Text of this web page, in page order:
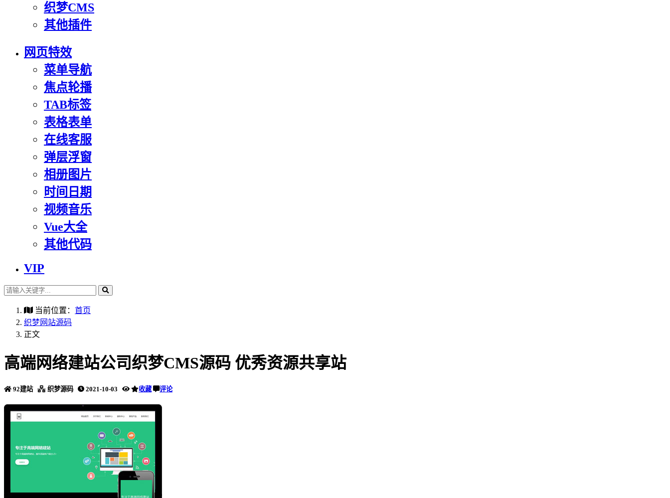
织梦CMS
其他插件
网页特效
菜单导航
焦点轮播
TAB标签
表格表单
在线客服
弹层浮窗
相册图片
时间日期
视频音乐
Vue大全
其他代码
VIP
当前位置： 首页
织梦网站源码
正文
高端网络建站公司织梦CMS源码 优秀资源共享站
92建站 织梦源码 2021-10-03 收藏 评论